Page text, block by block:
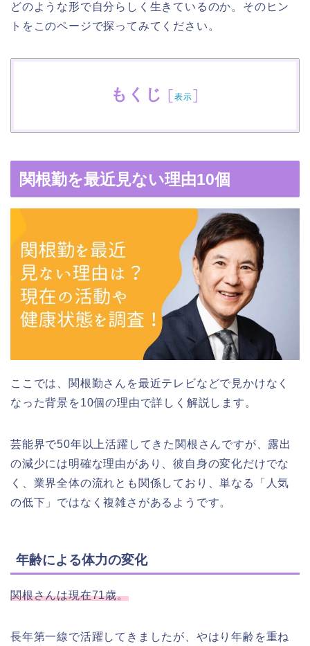
どのような形で自分らしく生きているのか。そのヒン
トをこのページで探ってみてください。
もくじ [表示]
関根勤を最近見ない理由10個
ここでは、関根勤さんを最近テレビなどで見かけなく
なった背景を10個の理由で詳しく解説します。
芸能界で50年以上活躍してきた関根さんですが、露出
の減少には明確な理由があり、彼自身の変化だけでな
く、業界全体の流れとも関係しており、単なる「人気
の低下」ではなく複雑さがあるようです。
年齢による体力の変化
関根さんは現在71歳。
長年第一線で活躍してきましたが、やはり年齢を重ね